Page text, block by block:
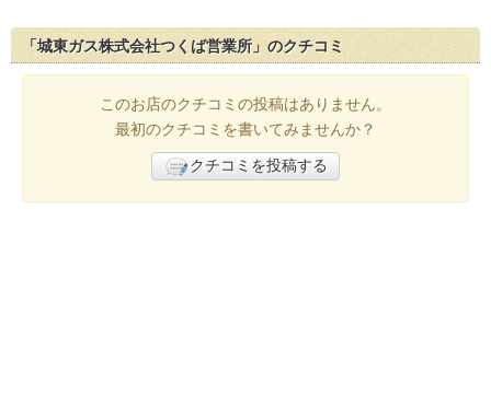
「城東ガス株式会社つくば営業所」のクチコミ
このお店のクチコミの投稿はありません。
最初のクチコミを書いてみませんか？
クチコミを投稿する